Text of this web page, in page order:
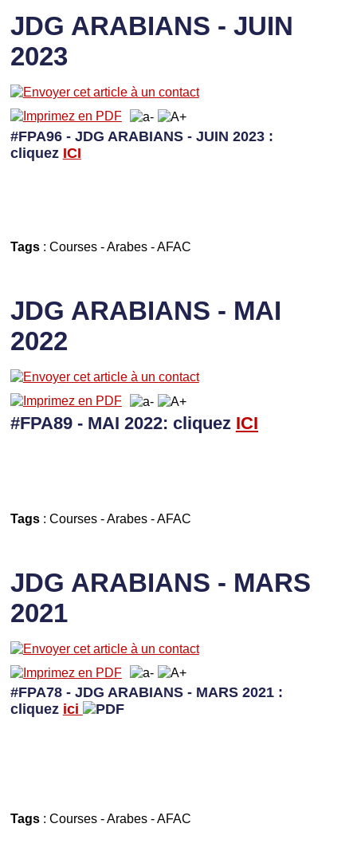
JDG ARABIANS - JUIN
2023
#FPA96 - JDG ARABIANS - JUIN 2023 :
cliquez ICI
Tags: Courses-Arabes-AFAC
JDG ARABIANS - MAI
2022
#FPA89 - MAI 2022: cliquez ICI
Tags: Courses- Arabes- AFAC
JDG ARABIANS - MARS
2021
#FPA78 - JDG ARABIANS - MARS 2021 :
cliquez ici
Tags: Courses-Arabes-AFAC